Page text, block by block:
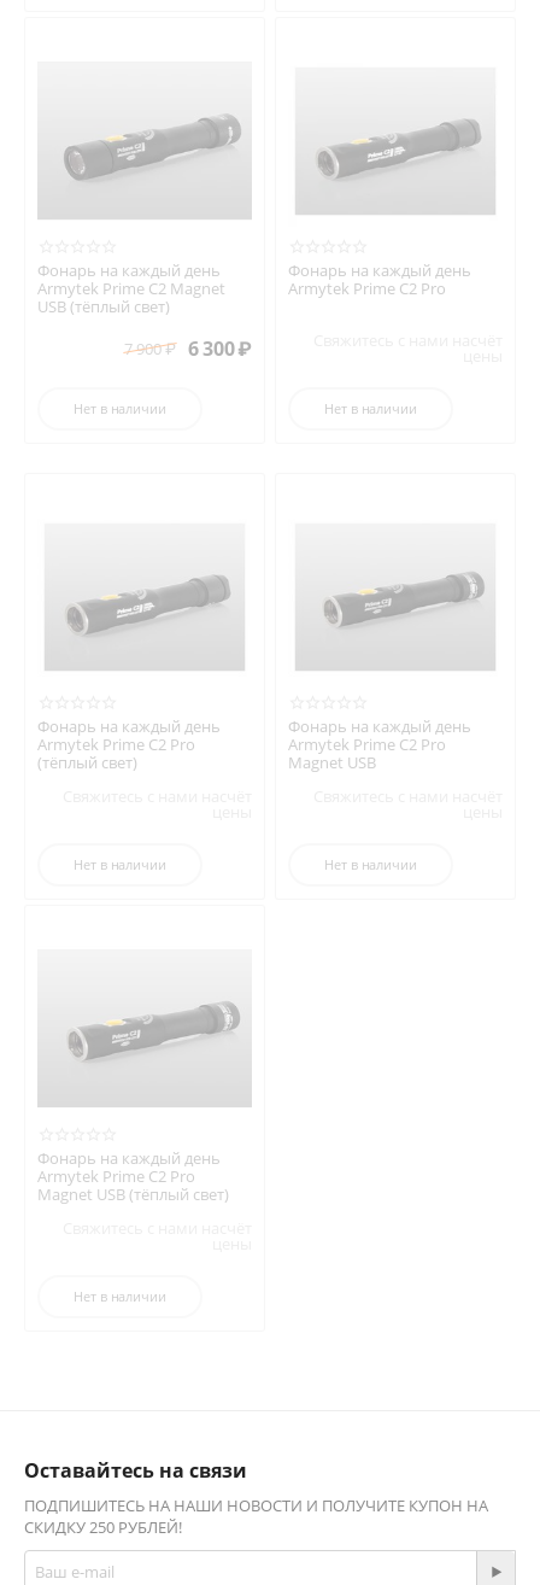
Фонарь на каждый день
Armytek Prime C2 Magnet
USB (тёплый свет)
7 900₽ 6 300₽
Нет в наличии
Фонарь на каждый день
Armytek Prime C2 Pro
Нет в наличии
Фонарь на каждый день
Armytek Prime C2 Pro
(тёплый свет)
Нет в наличии
Фонарь на каждый день
Armytek Prime C2 Pro
Magnet USB
Нет в наличии
Фонарь на каждый день
Armytek Prime C2 Pro
Magnet USB (тёплый свет)
Нет в наличии
Оставайтесь на связи
ПОДПИШИТЕСЬ НА НАШИ НОВОСТИ И ПОЛУЧИТЕ КУПОН НА
СКИДКУ 250 РУБЛЕЙ!